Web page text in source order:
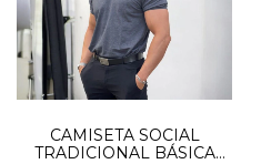
CAMISETA SOCIAL
TRADICIONAL BÁSICA